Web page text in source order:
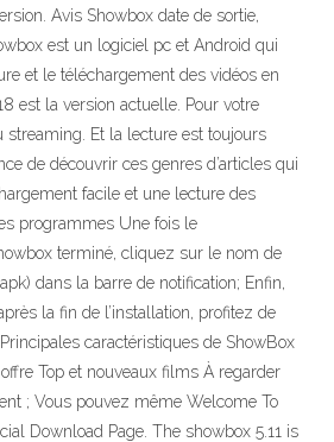
Avis Showbox date de sortie,
est un logiciel pc et Android qui
et le téléchargement des vidéos en
est la version actuelle. Pour votre
streaming. Et la lecture est toujours
de découvrir ces genres d’articles qui
facile et une lecture des
programmes Une fois le
terminé, cliquez sur le nom de
dans la barre de notification; Enfin,
la fin de l’installation, profitez de
Principales caractéristiques de ShowBox
Top et nouveaux films À regarder
; Vous pouvez même Welcome To
Download Page. The showbox 5.11 is